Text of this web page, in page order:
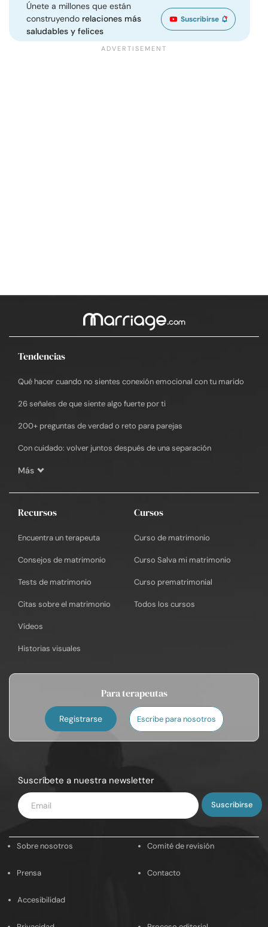
Únete a millones que están
construyendo relaciones más
saludables y felices
Suscribirse
Tendencias
Qué hacer cuando no sientes conexión emocional con tu marido
26 señales de que siente algo fuerte por ti
200+ preguntas de verdad o reto para parejas
Con cuidado: volver juntos después de una separación
Más
Recursos
Encuentra un terapeuta
Consejos de matrimonio
Tests de matrimonio
Citas sobre el matrimonio
Vídeos
Historias visuales
Cursos
Curso de matrimonio
Curso Salva mi matrimonio
Curso prematrimonial
Todos los cursos
Para terapeutas
Registrarse Escribe para nosotros
Suscríbete a nuestra newsletter
Introduce
tu
Sobre nosotros Comité de revisión
Prensa Contacto
Accesibilidad